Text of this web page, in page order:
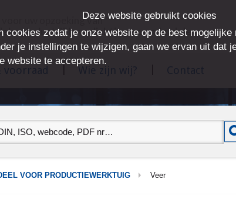
voor uw opzoeking van
industriële verlichting en onderdelen voor
voorraad Wie zijn wij? Contact
VOOR PRODUCTIEWERKTUIG Veer
Deze website gebruikt cookies
cookies zodat je onze website op de best
je instellingen te wijzigen, gaan we ervan uit dat
website te accepteren.